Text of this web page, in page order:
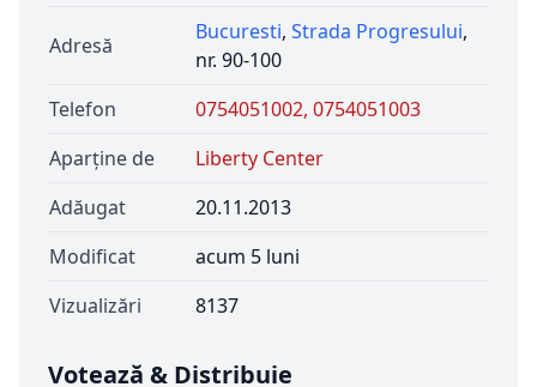
Adresă
Bucuresti, Strada Progresului,
nr. 90-100
Telefon
0754051002, 0754051003
Aparține de
Liberty Center
Adăugat
20.11.2013
Modificat
acum 5 luni
Vizualizări
8137
Votează & Distribuie